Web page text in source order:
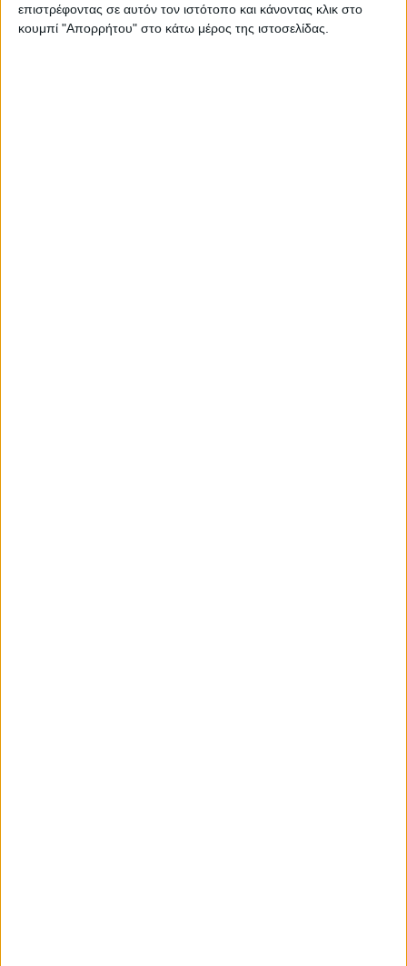
επιστρέφοντας σε αυτόν τον ιστότοπο και κάνοντας κλικ στο
κουμπί "Απορρήτου" στο κάτω μέρος της ιστοσελίδας.
Και συνεχίζει: «Απέναντι σε αυτήν τη νέα